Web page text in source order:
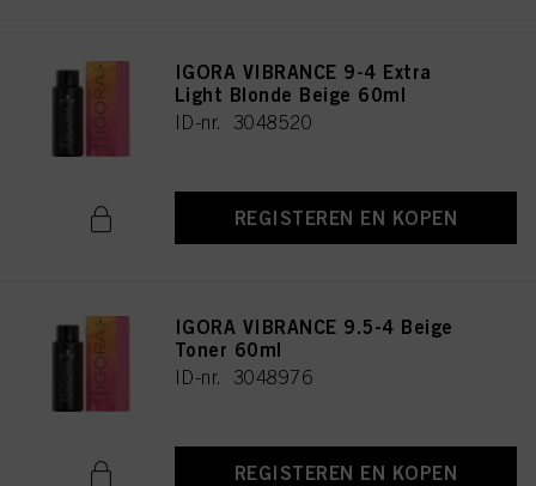
IGORA VIBRANCE 9-4 Extra
Light Blonde Beige 60ml
ID-nr. 3048520
REGISTEREN EN KOPEN
IGORA VIBRANCE 9.5-4 Beige
Toner 60ml
ID-nr. 3048976
REGISTEREN EN KOPEN